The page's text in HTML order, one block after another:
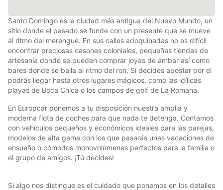
Santo Domingo es la ciudad más antigua del Nuevo Mundo, un
sitio donde el pasado se funde con un presente que se mueve
al ritmo del merengue. En sus calles adoquinadas no es difícil
encontrar preciosas casonas coloniales, pequeñas tiendas de
artesanía donde se pueden comprar joyas de ámbar así como
bares donde se baila al ritmo del ron. Si decides apostar por el
podrás llegar hasta otros lugares mágicos, como las idílicas
playas de Boca Chica o los campos de golf de La Romana.
En Europcar ponemos a tu disposición nuestra amplia y
moderna flota de coches para que nada te detenga. Contamos
con vehículos pequeños y económicos ideales para las parejas,
modelos de alta gama con los que pasarás unas vacaciones de
ensueño o cómodos monovolúmenes perfectos para la familia o
el grupo de amigos. ¡Tú decides!
Si algo nos distingue es el cuidado que ponemos en los detalles